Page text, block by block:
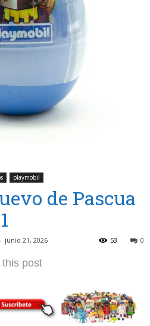
playmobil
de Pascua
junio 21, 2026 0
53
this post